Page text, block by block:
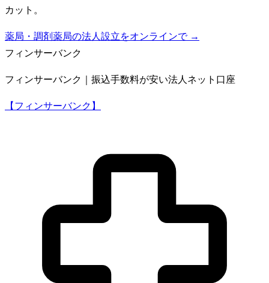
カット。
薬局・調剤薬局の法人設立をオンラインで →
フィンサーバンク
フィンサーバンク｜振込手数料が安い法人ネット口座
【フィンサーバンク】